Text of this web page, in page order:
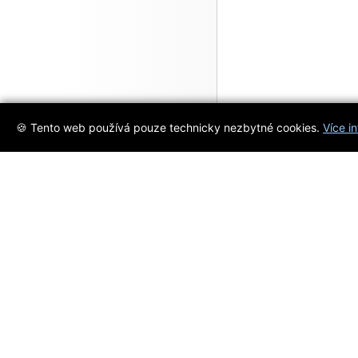
🍪 Tento web používá pouze technicky nezbytné cookies. Více